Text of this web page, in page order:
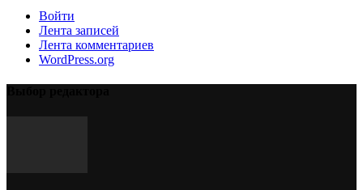
Войти
Лента записей
Лента комментариев
WordPress.org